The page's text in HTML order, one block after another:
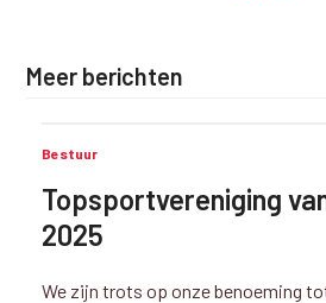
Meer berichten
Bestuur
Topsportvereniging
2025
We zijn trots op onze benoeming